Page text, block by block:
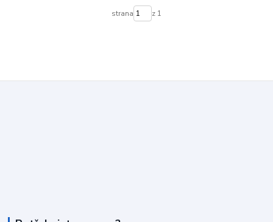
strana z 1